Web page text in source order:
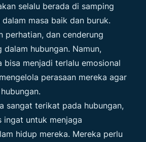
selalu berada di samping
masa baik dan buruk.
perhatian, dan cenderung
dalam hubungan. Namun,
bisa menjadi terlalu emosional
perasaan mereka agar
sangat terikat pada hubungan,
ingat untuk menjaga
hidup mereka. Mereka perlu